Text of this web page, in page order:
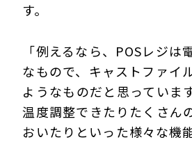
す。
「例えるなら、POSレジは
なもので、キャストファイ
ようなものだと思っていま
温度調整できたりたくさん
おいたりといった様々な機